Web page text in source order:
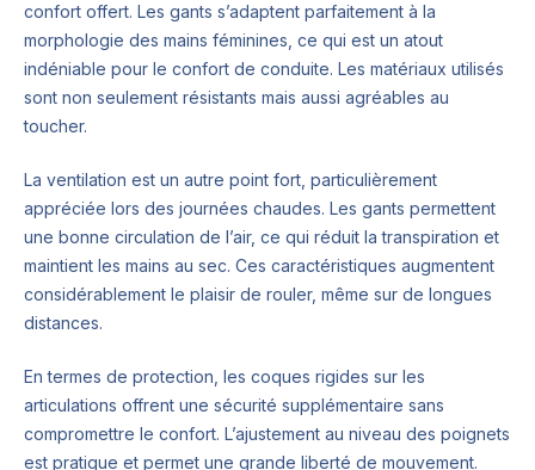
confort offert. Les gants s’adaptent parfaitement à la
morphologie des mains féminines, ce qui est un atout
indéniable pour le confort de conduite. Les matériaux utilisés
sont non seulement résistants mais aussi agréables au
toucher.
La ventilation est un autre point fort, particulièrement
appréciée lors des journées chaudes. Les gants permettent
une bonne circulation de l’air, ce qui réduit la transpiration et
maintient les mains au sec. Ces caractéristiques augmentent
considérablement le plaisir de rouler, même sur de longues
distances.
En termes de protection, les coques rigides sur les
articulations offrent une sécurité supplémentaire sans
compromettre le confort. L’ajustement au niveau des poignets
est pratique et permet une grande liberté de mouvement.